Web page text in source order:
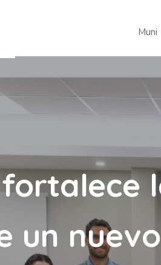
Muni
un